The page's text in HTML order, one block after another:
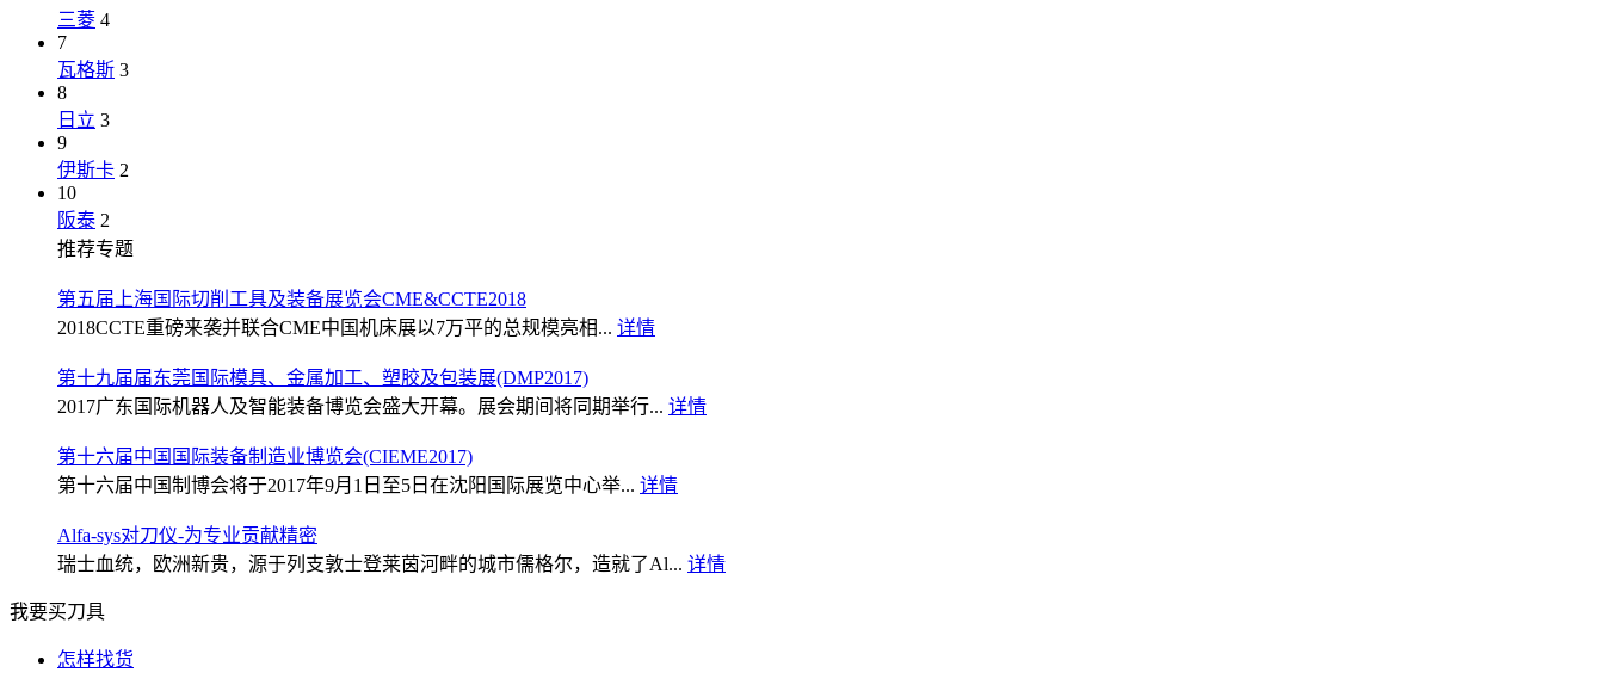
三菱 4
7
瓦格斯 3
8
日立 3
9
伊斯卡 2
10
阪泰 2
推荐专题
第五届上海国际切削工具及装备展览会CME&CCTE2018
2018CCTE重磅来袭并联合CME中国机床展以7万平的总规模亮相... 详情
第十九届届东莞国际模具、金属加工、塑胶及包装展(DMP2017)
2017广东国际机器人及智能装备博览会盛大开幕。展会期间将同期举行... 详情
第十六届中国国际装备制造业博览会(CIEME2017)
第十六届中国制博会将于2017年9月1日至5日在沈阳国际展览中心举... 详情
Alfa-sys对刀仪-为专业贡献精密
瑞士血统，欧洲新贵，源于列支敦士登莱茵河畔的城市儒格尔，造就了Al... 详情
我要买刀具
怎样找货